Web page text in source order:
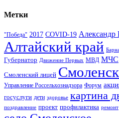
Метки
"Победа" 2017 COVID-19 Александр
Алтайский край
Губернатор Движение Первых МВД МЧС
Смоленский лицей
Управление Россельхознадзора Форум
госуслуги дети здоровье картина
поздравление проект профилактика ремонт